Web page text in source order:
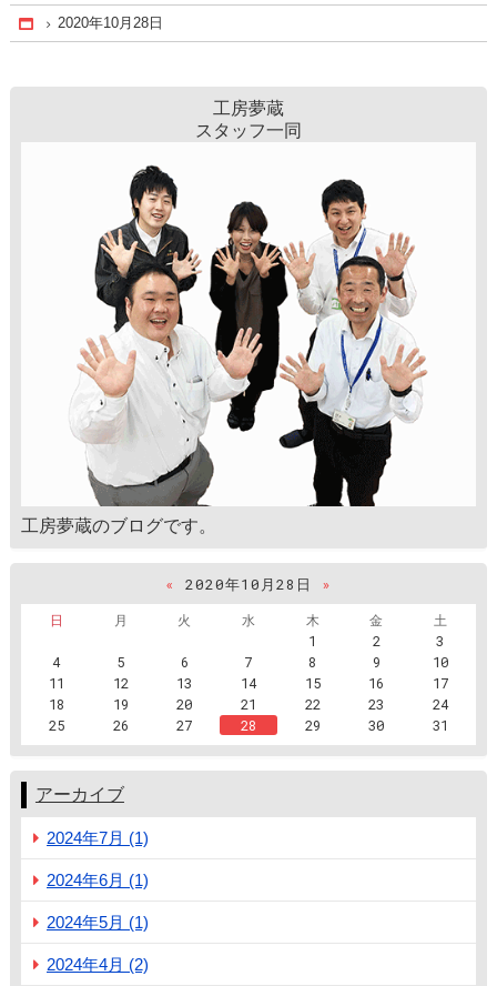
Home
2020年10月28日
工房夢蔵
スタッフ一同
工房夢蔵のブログです。
« 2020年10月28日
»
日
月 火 水 木 金
土
1
2
3
4
5 6 7 8 9
10
11
12 13 14 15 16
17
18
19 20 21 22 23
24
25
26 27 28 29 30 31
アーカイブ
2024年7月 (1)
2024年6月 (1)
2024年5月 (1)
2024年4月 (2)